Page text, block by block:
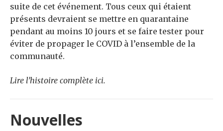
suite de cet événement. Tous ceux qui étaient
présents devraient se mettre en quarantaine
pendant au moins 10 jours et se faire tester pour
éviter de propager le COVID à l’ensemble de la
communauté.
Lire l’histoire complète ici.
Nouvelles